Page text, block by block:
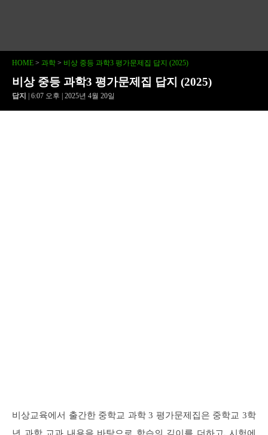
HOME > 과학 > 비상 중등 과학3 평가문제집 답지 (2025)
비상 중등 과학3 평가문제집 답지 (2025)
답지 | 6:07 오후 | 2025년 4월 20일
비상교육에서 출간한 중학교 과학 3 평가문제집은 중학교 3학